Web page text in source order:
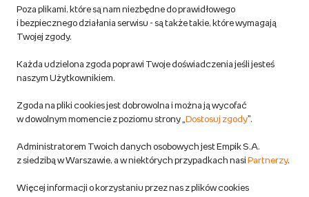
Polityka prywatności empik.com
produktów niebezpiecznych
Dostosuj zgody
Polityka prywatności empik
Poza plikami, które są nam niezbędne do prawidłowego
i bezpiecznego działania serwisu - są także takie, które wymagają
Twojej zgody.
Każda udzielona zgoda poprawi Twoje doświadczenia jeśli jesteś
naszym Użytkownikiem.
Zgoda na pliki cookies jest dobrowolna i można ją wycofać
w dowolnym momencie z poziomu strony „ Dostosuj zgody”.
Administratorem Twoich danych osobowych jest Empik S.A.
z siedzibą w Warszawie, a w niektórych przypadkach nasi Partnerzy.
Więcej informacji o korzystaniu przez nas z plików cookies